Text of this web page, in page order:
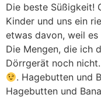
Die beste Süßigkeit!
Kinder und uns ein
etwas davon, weil
Die Mengen, die ich
Dörrgerät noch
. Hagebutten und
Hagebutten und